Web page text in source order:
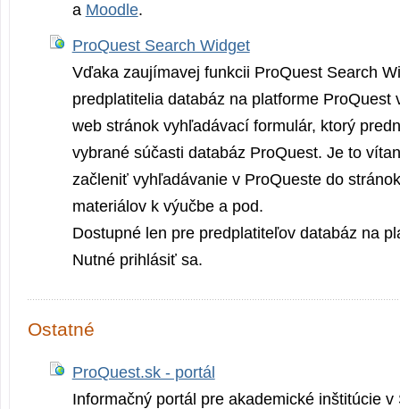
a Moodle.
ProQuest Search Widget
Vďaka zaujímavej funkcii ProQuest Search
predplatitelia databáz na platforme ProQuest
web stránok vyhľadávací formulár, ktorý
vybrané súčasti databáz ProQuest. Je to
začleniť vyhľadávanie v ProQueste do
materiálov k výučbe a pod.
Dostupné len pre predplatiteľov databáz na
Nutné prihlásiť sa.
Ostatné
ProQuest.sk - portál
Informačný portál pre akademické inštitúcie